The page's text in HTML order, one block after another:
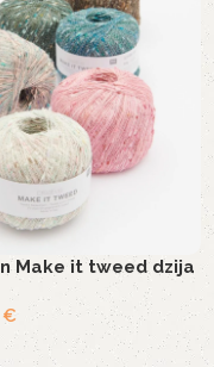
Make it tweed dzija
€